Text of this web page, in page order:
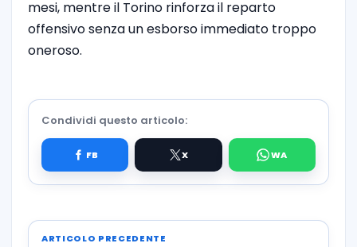
mesi, mentre il Torino rinforza il reparto
offensivo senza un esborso immediato troppo
oneroso.
Condividi questo articolo:
ARTICOLO PRECEDENTE